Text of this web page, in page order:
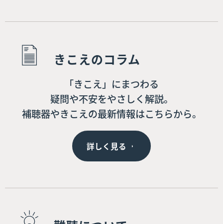
きこえのコラム
「きこえ」にまつわる
疑問や不安をやさしく解説。
補聴器やきこえの最新情報はこちらから。
詳しく見る